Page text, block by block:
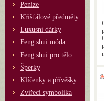
Peníze
Křišťálové předměty
Luxusní dárky
Feng shui móda
Feng shui pro tělo
Šperky
Klíčenky a přívěšky
Zvířecí symbolika